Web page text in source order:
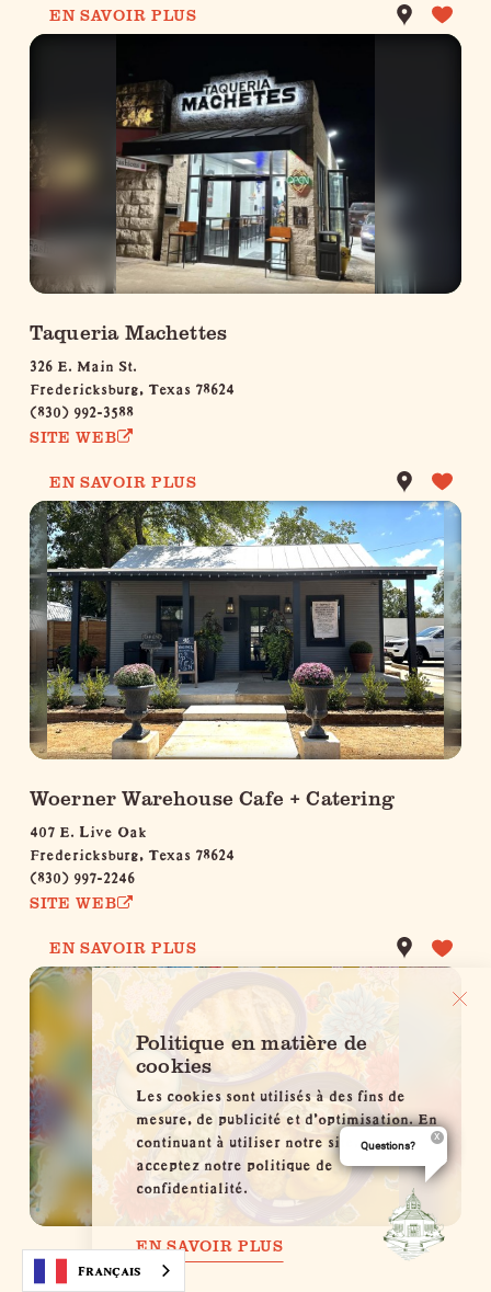
EN SAVOIR PLUS
Taqueria Machettes
326 E. Main St.
Fredericksburg, Texas 78624
(830) 992-3588
SITE WEB
EN SAVOIR PLUS
Woerner Warehouse Cafe + Catering
407 E. Live Oak
Fredericksburg, Texas 78624
(830) 997-2246
SITE WEB
EN SAVOIR PLUS
Les Tios
Politique en matière de
cookies
Les cookies sont utilisés à des fins de
mesure, de publicité et d'optimisation. En
continuant à utiliser notre site, vous
acceptez notre politique de
confidentialité.
EN SAVOIR PLUS
Français
Questions?